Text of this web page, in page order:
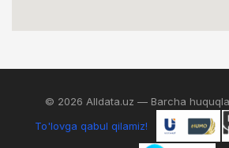
© 2026 Alldata.uz — Barcha
To'lovga qabul qilamiz!